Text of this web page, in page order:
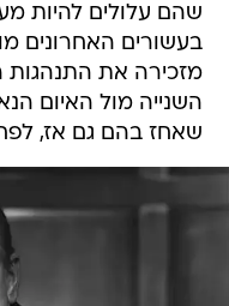
שהם עלולים להיות
בעשורים האחרונים
מזכירה את
השנייה מול האיום
שאחז בהם גם אז,